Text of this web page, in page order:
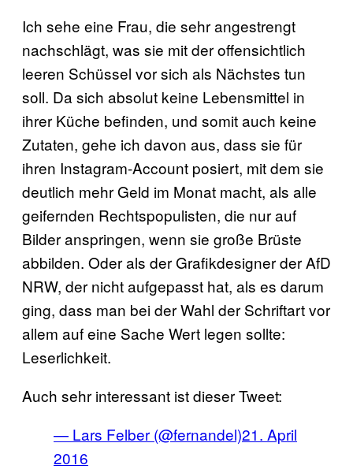
Ich sehe eine Frau, die sehr angestrengt
nachschlägt, was sie mit der offensichtlich
leeren Schüssel vor sich als Nächstes tun
soll. Da sich absolut keine Lebensmittel in
ihrer Küche befinden, und somit auch keine
Zutaten, gehe ich davon aus, dass sie für
ihren Instagram-Account posiert, mit dem sie
deutlich mehr Geld im Monat macht, als alle
geifernden Rechtspopulisten, die nur auf
Bilder anspringen, wenn sie große Brüste
abbilden. Oder als der Grafikdesigner der AfD
NRW, der nicht aufgepasst hat, als es darum
ging, dass man bei der Wahl der Schriftart vor
allem auf eine Sache Wert legen sollte:
Leserlichkeit.
Auch sehr interessant ist dieser Tweet:
— Lars Felber (@fernandel)21. April
2016